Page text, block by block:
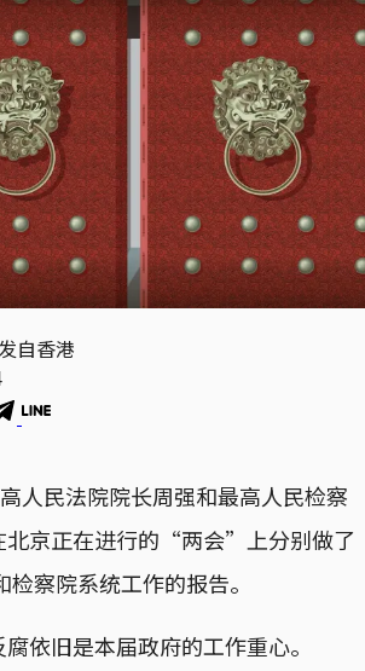
自香港
人民法院院长周强和最高人民检察
北京正在进行的“两会”上分别做了
察院系统工作的报告。
依旧是本届政府的工作重心。